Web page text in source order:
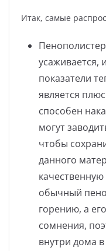
Итак, самые
усаживается,
показатели
является
способен
могут
чтобы
данного
обычный
горению, а
сомнения,
внутри дома